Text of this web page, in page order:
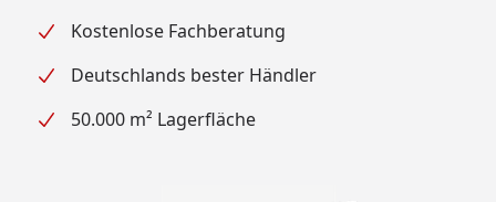
Kostenlose Fachberatung
Deutschlands bester Händler
50.000 m² Lagerfläche